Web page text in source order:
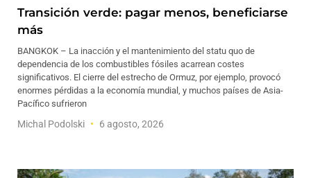
Transición verde: pagar menos, beneficiarse
más
BANGKOK – La inacción y el mantenimiento del statu quo de
dependencia de los combustibles fósiles acarrean costes
significativos. El cierre del estrecho de Ormuz, por ejemplo, provocó
enormes pérdidas a la economía mundial, y muchos países de Asia-
Pacífico sufrieron
Michal Podolski 6 agosto, 2026